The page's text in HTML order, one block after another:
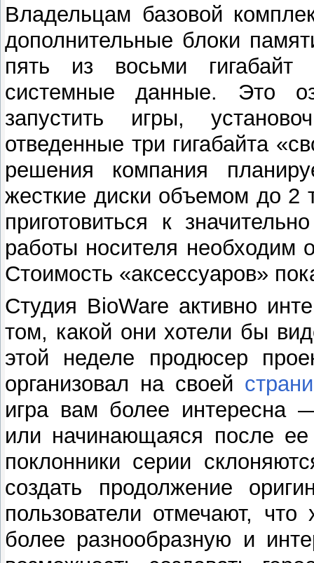
Владельцам базовой
дополнительные блоки
пять из восьми гигабайт
системные данные. Это
запустить игры,
отведенные три гигабайта
решения компания
жесткие диски объемом до 2
приготовиться к
работы носителя необходим
Стоимость «аксессуаров»
Студия BioWare активно
том, какой они хотели бы
этой неделе продюсер
организовал на своей
игра вам более интересна
или начинающаяся после
поклонники серии
создать продолжение
пользователи отмечают,
более разнообразную и